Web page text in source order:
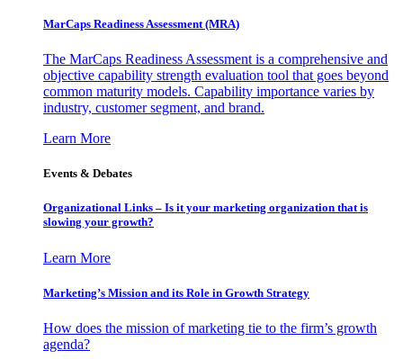
MarCaps Readiness Assessment (MRA)
The MarCaps Readiness Assessment is a comprehensive and
objective capability strength evaluation tool that goes beyond
common maturity models. Capability importance varies by
industry, customer segment, and brand.
Learn More
Events & Debates
Organizational Links – Is it your marketing organization that is
slowing your growth?
Learn More
Marketing’s Mission and its Role in Growth Strategy
How does the mission of marketing tie to the firm’s growth
agenda?